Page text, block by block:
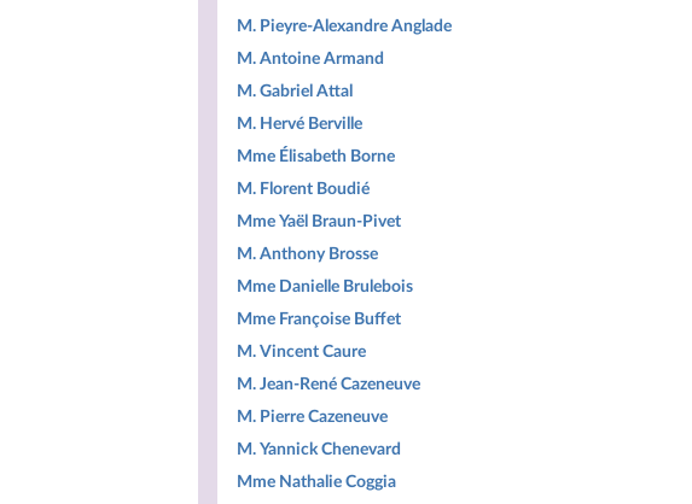
M. Pieyre-Alexandre Anglade
M. Antoine Armand
M. Gabriel Attal
M. Hervé Berville
Mme Élisabeth Borne
M. Florent Boudié
Mme Yaël Braun-Pivet
M. Anthony Brosse
Mme Danielle Brulebois
Mme Françoise Buffet
M. Vincent Caure
M. Jean-René Cazeneuve
M. Pierre Cazeneuve
M. Yannick Chenevard
Mme Nathalie Coggia